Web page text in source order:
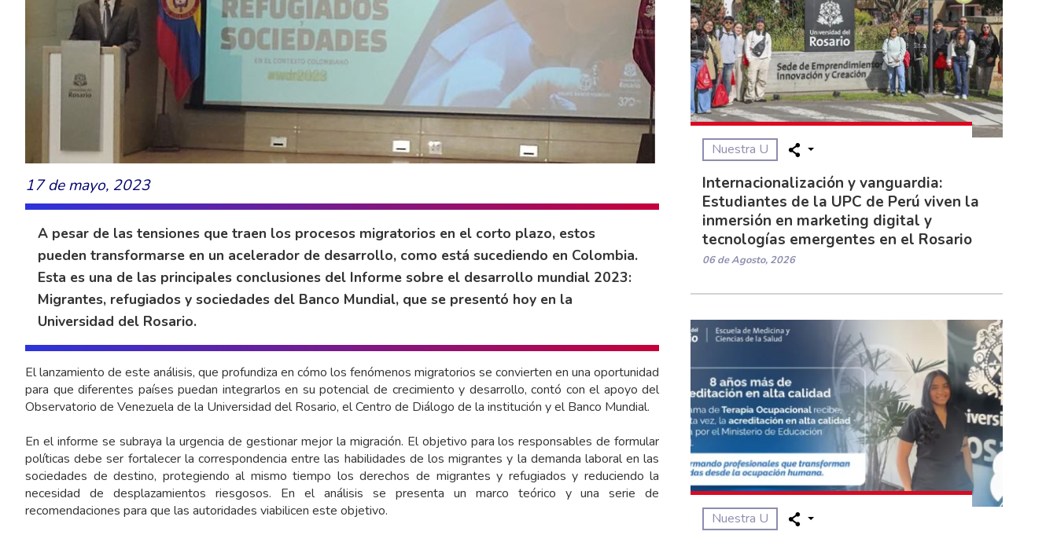
17 de mayo, 2023
A pesar de las tensiones que traen los procesos migratorios en el corto plazo, estos
pueden transformarse en un acelerador de desarrollo, como está sucediendo en Colombia.
Esta es una de las principales conclusiones del Informe sobre el desarrollo mundial 2023:
Migrantes, refugiados y sociedades del Banco Mundial, que se presentó hoy en la
Universidad del Rosario.
El lanzamiento de este análisis, que profundiza en cómo los fenómenos migratorios se convierten en una oportunidad
para que diferentes países puedan integrarlos en su potencial de crecimiento y desarrollo, contó con el apoyo del
Observatorio de Venezuela de la Universidad del Rosario, el Centro de Diálogo de la institución y el Banco Mundial.
En el informe se subraya la urgencia de gestionar mejor la migración. El objetivo para los responsables de formular
políticas debe ser fortalecer la correspondencia entre las habilidades de los migrantes y la demanda laboral en las
sociedades de destino, protegiendo al mismo tiempo los derechos de migrantes y refugiados y reduciendo la
necesidad de desplazamientos riesgosos. En el análisis se presenta un marco teórico y una serie de
recomendaciones para que las autoridades viabilicen este objetivo.
Nuestra U
Internacionalización y vanguardia:
Estudiantes de la UPC de Perú viven la
inmersión en marketing digital y
tecnologías emergentes en el Rosario
06 de Agosto, 2026
Nuestra U